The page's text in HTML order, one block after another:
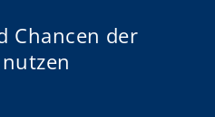
Chancen der